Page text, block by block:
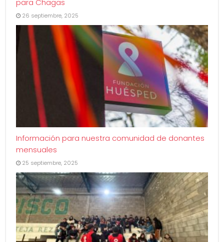
para Chagas
26 septiembre, 2025
Información para nuestra comunidad de donantes
mensuales
25 septiembre, 2025